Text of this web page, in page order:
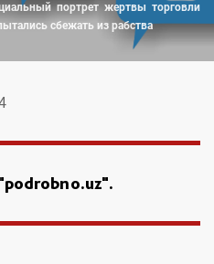
портрет жертвы торговли
сбежать из рабства